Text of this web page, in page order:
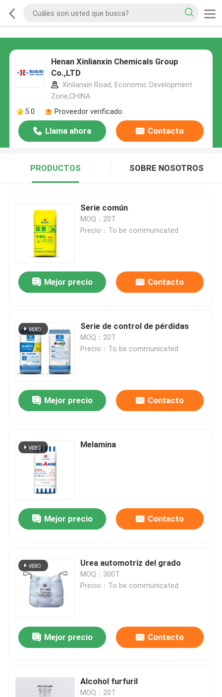
Henan Xinlianxin Chemicals Group
Co.,LTD
Xinlianxin Road, Economic Development
Zone,CHINA
5.0
Proveedor verificado
Llama ahora Contacto
PRODUCTOS SOBRE NOSOTROS
Serie común
MOQ：20T
Precio：To be communicated
Mejor precio Contacto
Serie de control de pérdidas
MOQ：20T
Precio：To be communicated
Mejor precio Contacto
Melamina
Mejor precio Contacto
Urea automotriz del grado
MOQ：300T
Precio：To be communicated
Mejor precio Contacto
Alcohol furfuril
MOQ：20T